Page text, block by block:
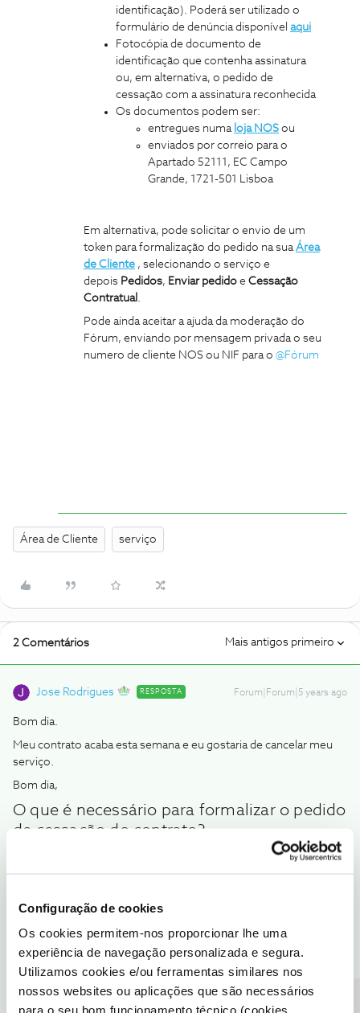
Configuração de cookies
Os cookies permitem-nos proporcionar lhe uma
experiência de navegação personalizada e segura.
Utilizamos cookies e/ou ferramentas similares nos
nossos websites ou aplicações que são necessários
para o seu bom funcionamento técnico (cookies
identificação). Poderá ser utilizado o
formulário de denúncia disponível aqui
Fotocópia de documento de
identificação que contenha assinatura
ou, em alternativa, o pedido de
cessação com a assinatura reconhecida
Os documentos podem ser:
entregues numa loja NOS ou
enviados por correio para o
Apartado 52111, EC Campo
Grande, 1721-501 Lisboa
Em alternativa, pode solicitar o envio de um
token para formalização do pedido na suaÁrea
de Cliente , selecionando o serviço e
depois Pedidos, Enviar pedido e Cessação
Contratual .
Pode ainda aceitar a ajuda da moderação do
Fórum, enviando por mensagem privada o seu
numero de cliente NOS ou NIF para o @Fórum
Área de Cliente serviço
2 Comentários Mais antigos primeiro
Jose Rodrigues RESPOSTA Forum|Forum|5 years ago
Bom dia.
Meu contrato acaba esta semana e eu gostaria de cancelar meu
serviço.
Bom dia,
O que é necessário para formalizar o pedido
de cessação do contrato?
Para formalizar o pedido de cessação do contrato é necessário:
Pedido de cessação por escrito, assinado pela pessoa em
nome de quem está o serviço (assinatura conforme o
documento de identificação). Poderá ser utilizado o
formulário de denúncia disponívelaqui
Fotocópia de documento de identificação que contenha
assinatura ou, em alternativa, o pedido de cessação com a